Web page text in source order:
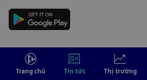
Trang chủ Tin tức Thị trường